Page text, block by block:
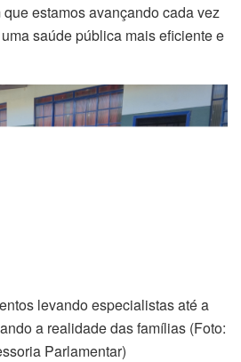
estamos avançando cada vez
saúde pública mais eficiente e
levando especialistas até a
a realidade das famílias (Foto:
Parlamentar)